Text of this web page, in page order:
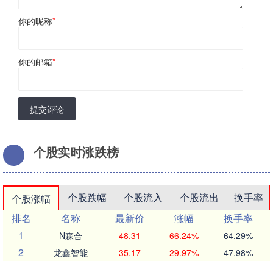
你的昵称*
你的邮箱*
提交评论
个股实时涨跌榜
个股涨幅 个股跌幅 个股流入 个股流出
换手率
排名
名称 最新价 涨幅
换手率
1
N森合 48.31 66.24% 64.29%
2 龙鑫智能 35.17 29.97% 47.98%